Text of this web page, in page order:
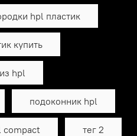
hpl пластик
купить
hpl
подоконник hpl
compact тег 2